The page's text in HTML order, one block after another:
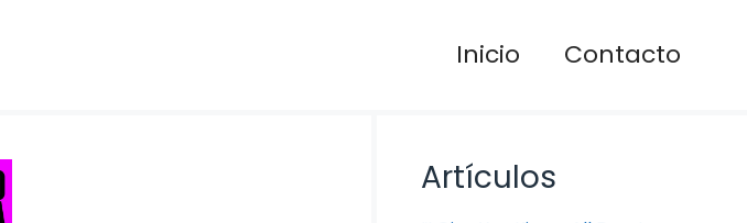
Inicio Contacto
Artículos